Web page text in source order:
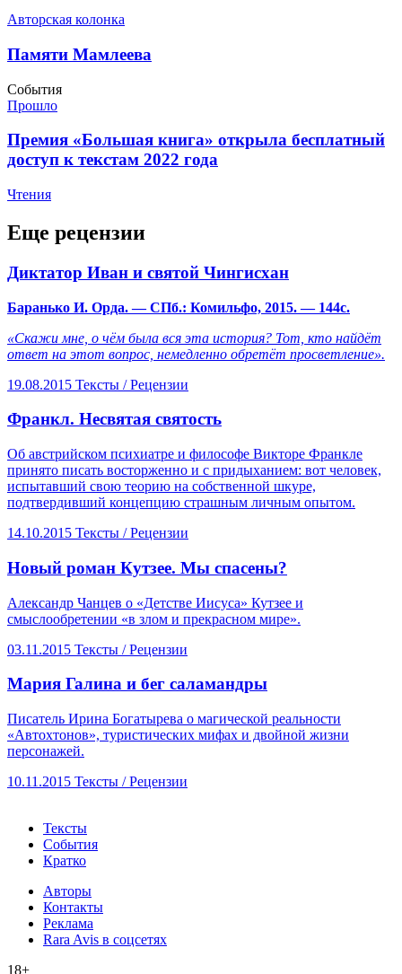
Авторская колонка
​Памяти Мамлеева
События
Прошло
​Премия «Большая книга» открыла бесплатный
доступ к текстам 2022 года
Чтения
Еще рецензии
Диктатор Иван и святой Чингисхан
Баранько И. Орда. — СПб.: Комильфо, 2015. — 144с.
«Скажи мне, о чём была вся эта история? Тот, кто найдёт
ответ на этот вопрос, немедленно обретёт просветление».
19.08.2015 Тексты /Рецензии
​Франкл. Несвятая святость
Об австрийском психиатре и философе Викторе Франкле
принято писать восторженно и с придыханием: вот человек,
испытавший свою теорию на собственной шкуре,
подтвердивший концепцию страшным личным опытом.
14.10.2015 Тексты /Рецензии
​Новый роман Кутзее. Мы спасены?
Александр Чанцев о «Детстве Иисуса» Кутзее и
смыслообретении «в злом и прекрасном мире».
03.11.2015 Тексты /Рецензии
​Мария Галина и бег саламандры
Писатель Ирина Богатырева о магической реальности
«Автохтонов», туристических мифах и двойной жизни
персонажей.
10.11.2015 Тексты /Рецензии
Тексты
События
Кратко
Авторы
Контакты
Реклама
Rara Avis в соцсетях
18+